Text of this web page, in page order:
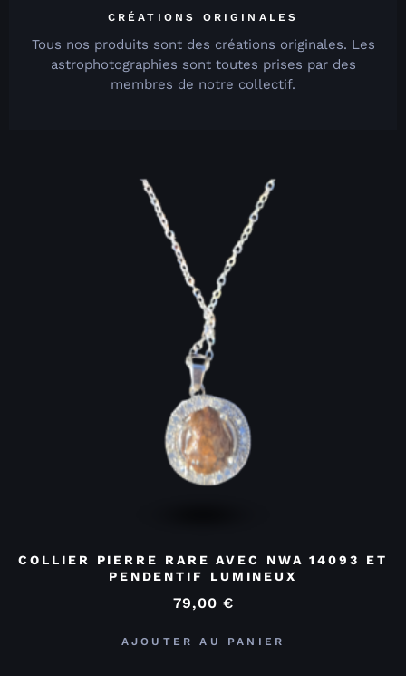
CRÉATIONS ORIGINALES
Tous nos produits sont des créations originales. Les
astrophotographies sont toutes prises par des
membres de notre collectif.
COLLIER PIERRE RARE AVEC NWA 14093 ET
PENDENTIF LUMINEUX
79,00 €
AJOUTER AU PANIER